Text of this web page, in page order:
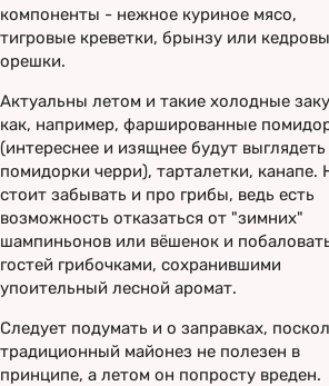
компоненты - нежное куриное мясо,
тигровые креветки, брынзу или
орешки.
Актуальны летом и такие холодные
как, например, фаршированные
(интереснее и изящнее будут выглядеть
помидорки черри), тарталетки, канапе.
стоит забывать и про грибы, ведь есть
возможность отказаться от "зимних"
шампиньонов или вёшенок и
гостей грибочками, сохранившими
упоительный лесной аромат.
Следует подумать и о заправках,
традиционный майонез не полезен в
принципе, а летом он попросту вреден.